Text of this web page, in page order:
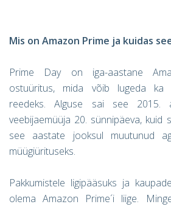
Mis on Amazon Prime ja kuidas
Prime Day on iga-aastane
ostuüritus, mida võib lugeda ka
reedeks. Alguse sai see 2015.
veebijaemüüja 20. sünnipäeva, kuid
see aastate jooksul muutunud
müügiürituseks.
Pakkumistele ligipääsuks ja
olema Amazon Prime´i liige.